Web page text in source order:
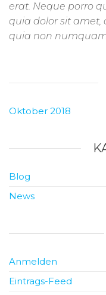
erat. Neque porro
quia dolor sit amet,
quia non
Oktober 2018
Blog
News
Anmelden
Eintrags-Feed